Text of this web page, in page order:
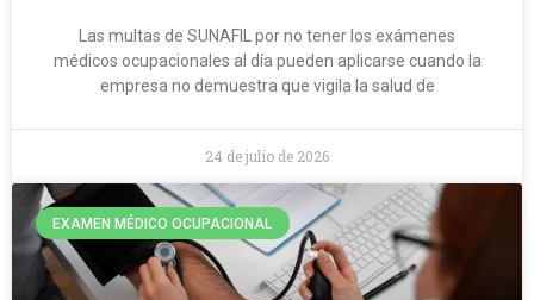
Las multas de SUNAFIL por no tener los exámenes
médicos ocupacionales al día pueden aplicarse cuando la
empresa no demuestra que vigila la salud de
24 de julio de 2026
EXAMEN MÉDICO OCUPACIONAL